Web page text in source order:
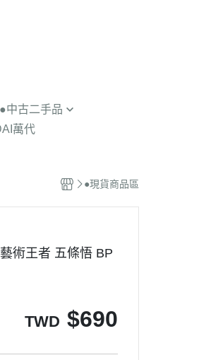
●中古二手品
/ KUBRICK
萬代
●現貨商品區
術王者 五條悟 BP
TWD $690